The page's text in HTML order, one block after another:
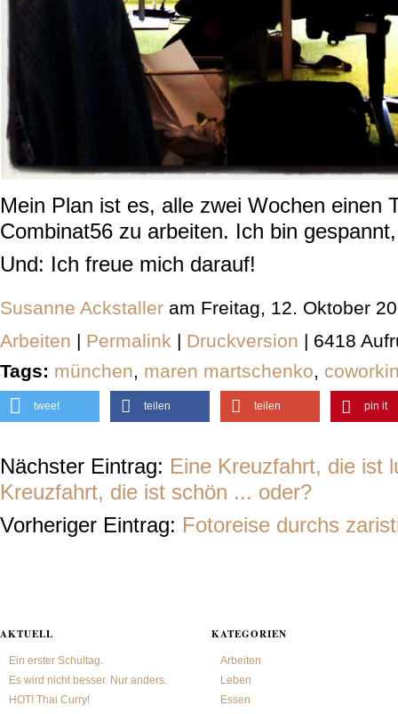
Mein Plan ist es, alle zwei Wochen einen
Combinat56 zu arbeiten. Ich bin
Und: Ich freue mich darauf!
Susanne Ackstaller am Freitag, 12. Oktober
Arbeiten | Permalink | Druckversion | 6418
Tags: münchen, maren martschenko,
tweet teilen teilen pin it
Nächster Eintrag: Eine Kreuzfahrt, die ist
Kreuzfahrt, die ist schön ... oder?
Vorheriger Eintrag: Fotoreise durchs
AKTUELL
Ein erster Schultag.
Es wird nicht besser. Nur anders.
HOT! Thai Curry!
KATEGORIEN
Arbeiten
Leben
Essen